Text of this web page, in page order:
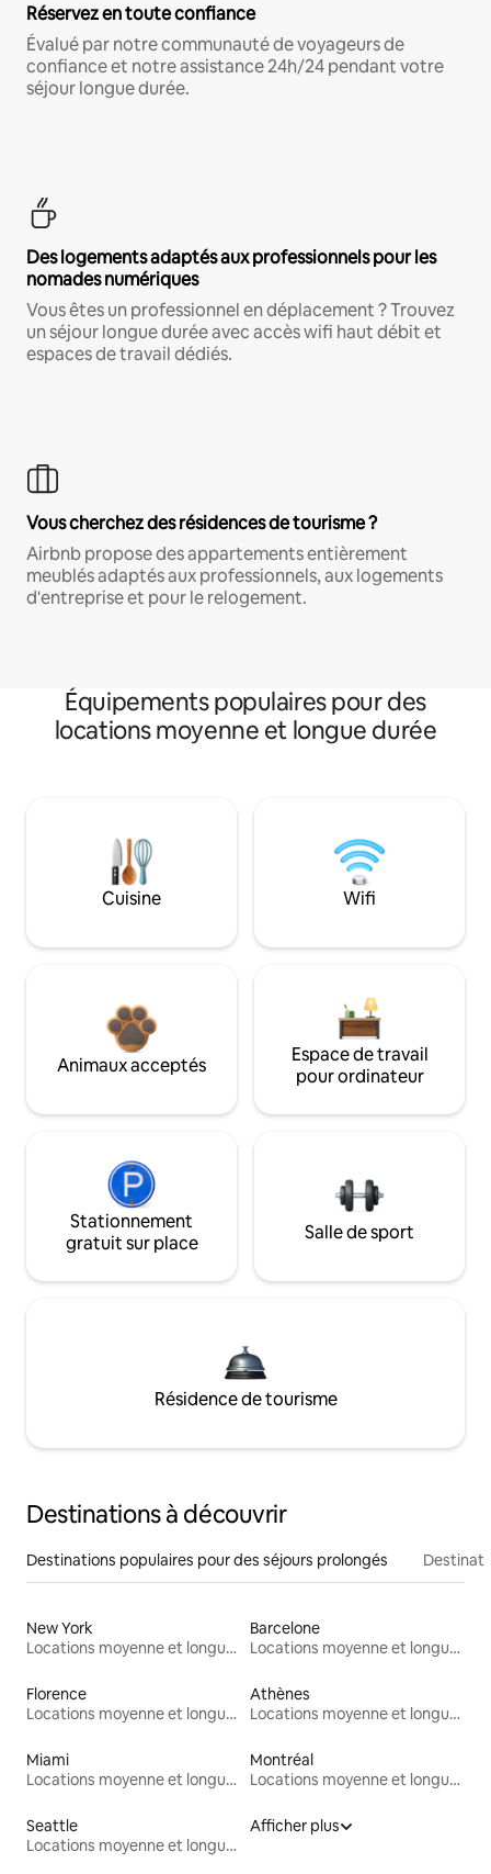
Réservez en toute confiance
Évalué par notre communauté de voyageurs de
confiance et notre assistance 24h/24 pendant votre
séjour longue durée.
Des logements adaptés aux professionnels pour les
nomades numériques
Vous êtes un professionnel en déplacement ? Trouvez
un séjour longue durée avec accès wifi haut débit et
espaces de travail dédiés.
Vous cherchez des résidences de tourisme ?
Airbnb propose des appartements entièrement
meublés adaptés aux professionnels, aux logements
d'entreprise et pour le relogement.
Équipements populaires pour des
locations moyenne et longue durée
Cuisine Wifi
Animaux acceptés
Espace de travail
pour ordinateur
Stationnement
gratuit sur place
Salle de sport
Résidence de tourisme
Destinations à découvrir
Destinations populaires pour des séjours prolongés
New York
Locations moyenne et longue durée
Barcelone
Locations moyenne et longue durée
Florence
Locations moyenne et longue durée
Athènes
Locations moyenne et longue durée
Miami
Locations moyenne et longue durée
Montréal
Locations moyenne et longue durée
Seattle
Locations moyenne et longue durée
Afficher plus